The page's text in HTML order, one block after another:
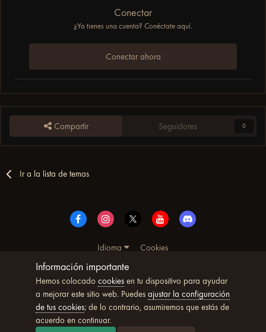
Conectar
¿Ya tienes una cuenta? Conéctate aquí.
Conectar ahora
Compartir Seguidores 0
Ir a la lista de temas
Idioma
Cookies
© Copyright UltimoWoW™ 2025. Todos los derechos
reservados
Powered by Invision Community
Información importante
Hemos colocado cookiesen tu dispositivo para ayudar
a mejorar este sitio web. Puedes ajustar la configuración
de tus cookies; de lo contrario, asumiremos que estás de
acuerdo en continuar.